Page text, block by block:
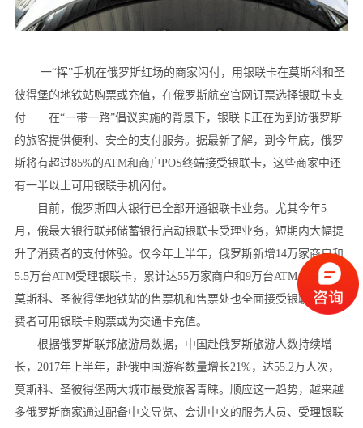
一“挥”手机在俄罗斯红场的商家闪付，用银联卡在莫斯科和圣
彼得堡的地铁站购票或充值，在俄罗斯航空官网订票选择银联卡支
付……在“一带一路”倡议实施的背景下，银联卡正在为到访俄罗斯
的旅客提供便利、安全的支付服务。据最新了解，到今年底，俄罗
斯将有超过85%的ATM和商户POS终端接受银联卡，这些商家中还
有一半以上可用银联手机闪付。
目前，俄罗斯四大银行已全部开通银联卡业务。尤其今年5
月，俄最大银行联邦储蓄银行启动银联卡受理业务，短期内大幅提
升了消费者的支付体验。仅今年上半年，俄罗斯新增14万家商户和
5.5万台ATM受理银联卡，累计达55万家商户和9万台ATM。近期，
莫斯科、圣彼得堡地铁站的售票机和售票处也全面接受银联卡，消
费者可用银联卡购票或为交通卡充值。
根据俄罗斯联邦旅游局数据，中国赴俄罗斯旅游人数持续增
长，2017年上半年，赴俄中国游客数量增长21%，达55.2万人次，
莫斯科、圣彼得堡两大城市最受旅客青睐。顺应这一趋势，越来越
多俄罗斯商家通过配备中文导览、会讲中文的服务人员、受理银联